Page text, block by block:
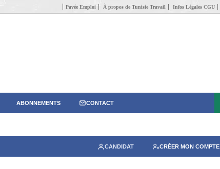
Pavée Emploi À propos de Tunisie Travail Infos Légales CGU
ABONNEMENTS CONTACT
CANDIDAT CRÉER MON COMPTE